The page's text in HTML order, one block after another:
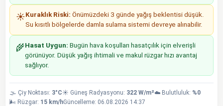
☀️Kuraklık Riski: Önümüzdeki 3 günde yağış beklentisi düşük.
Su kısıtlı bölgelerde damla sulama sistemi devreye alınabilir.
🌾Hasat Uygun: Bugün hava koşulları hasatçılık için elverişli
görünüyor. Düşük yağış ihtimali ve makul rüzgar hızı avantaj
sağlıyor.
🌫️ Çiy Noktası: 3°C☀️ Güneş Radyasyonu: 322 W/m²☁️ Bulutluluk: %0
🌬️ Rüzgar: 15 km/hGüncelleme: 06.08.2026 14:37